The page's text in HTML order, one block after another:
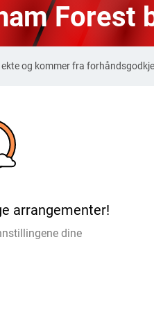
Forest
og kommer fra
arrangementer!
dine